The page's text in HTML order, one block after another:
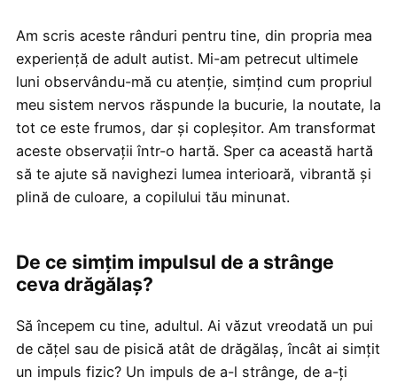
Am scris aceste rânduri pentru tine, din propria mea
experiență de adult autist. Mi-am petrecut ultimele
luni observându-mă cu atenție, simțind cum propriul
meu sistem nervos răspunde la bucurie, la noutate, la
tot ce este frumos, dar și copleșitor. Am transformat
aceste observații într-o hartă. Sper ca această hartă
să te ajute să navighezi lumea interioară, vibrantă și
plină de culoare, a copilului tău minunat.
De ce simțim impulsul de a strânge
ceva drăgălaș?
Să începem cu tine, adultul. Ai văzut vreodată un pui
de cățel sau de pisică atât de drăgălaș, încât ai simțit
un impuls fizic? Un impuls de a-l strânge, de a-ți